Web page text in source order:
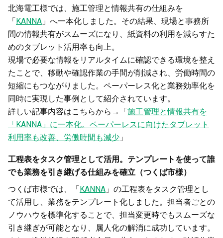
北海電工様では、施工管理と情報共有の仕組みを
「KANNA 」へ一本化しました。その結果、現場と事務所
間の情報共有がスムーズになり、紙資料の利用を減らすた
めのタブレット活用率も向上。
現場で必要な情報をリアルタイムに確認できる環境を整え
たことで、移動や確認作業の手間が削減され、労働時間の
短縮にもつながりました。ペーパーレス化と業務効率化を
同時に実現した事例として紹介されています。
詳しい記事内容はこちらから→「施工管理と情報共有を
「KANNA」に一本化。ペーパーレスに向けたタブレット
利用率も改善、労働時間も減少 」
工程表をタスク管理として活用。テンプレートを使って誰
でも業務を引き継げる仕組みを確立（つくば市様）
つくば市様では、「KANNA 」の工程表をタスク管理とし
て活用し、業務をテンプレート化しました。担当者ごとの
ノウハウを標準化することで、担当変更時でもスムーズな
引き継ぎが可能となり、属人化の解消に成功しています。